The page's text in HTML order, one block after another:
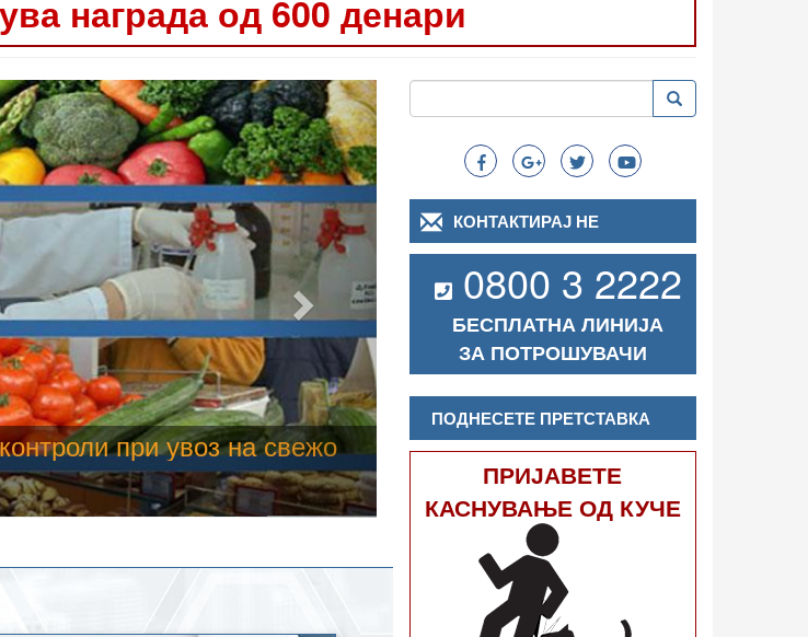
награда од 600 денари
опасни се и за
во одредени региони ќе достигне 40
Следно
Search
Пребарување Пребарување
КОНТАКТИРАЈ НЕ
0800 3 2222
БЕСПЛАТНА ЛИНИЈА
ЗА ПОТРОШУВАЧИ
ПОДНЕСЕТЕ ПРЕТСТАВКА
ПРИЈАВЕТЕ
КАСНУВАЊЕ ОД КУЧЕ